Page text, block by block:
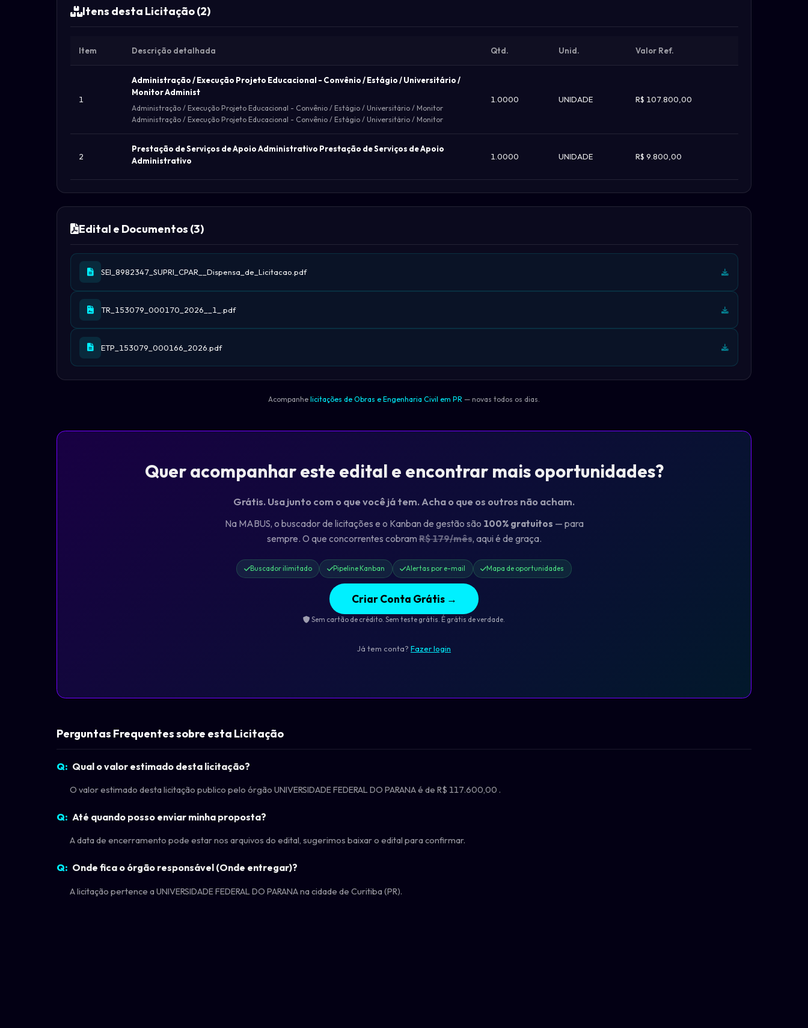
Itens desta Licitação (2)
Item Descrição detalhada Qtd. Unid. Valor Ref.
1
Administração / Execução Projeto Educacional - Convênio / Estágio / Universitário /
Monitor Administ
Administração / Execução Projeto Educacional - Convênio / Estágio / Universitário / Monitor
Administração / Execução Projeto Educacional - Convênio / Estágio / Universitário / Monitor
1.0000 UNIDADE R$ 107.800,00
2
Prestação de Serviços de Apoio Administrativo Prestação de Serviços de Apoio
Administrativo
1.0000 UNIDADE R$ 9.800,00
Edital e Documentos (3)
SEI_8982347_SUPRI_CPAR__Dispensa_de_Licitacao.pdf
TR_153079_000170_2026__1_.pdf
ETP_153079_000166_2026.pdf
Acompanhe licitações de Obras e Engenharia Civil em PR — novas todos os dias.
Quer acompanhar este edital e encontrar mais oportunidades?
Grátis. Usa junto com o que você já tem. Acha o que os outros não acham.
Na MABUS, o buscador de licitações e o Kanban de gestão são 100% gratuitos — para
sempre. O que concorrentes cobramR$ 179/mês, aqui é de graça.
Buscador ilimitado Pipeline Kanban Alertas por e-mail Mapa de oportunidades
Criar Conta Grátis →
Sem cartão de crédito. Sem teste grátis. É grátis de verdade.
Já tem conta? Fazer login
Perguntas Frequentes sobre esta Licitação
Qual o valor estimado desta licitação?
O valor estimado desta licitação publico pelo órgão UNIVERSIDADE FEDERAL DO PARANA é de R$ 117.600,00 .
Até quando posso enviar minha proposta?
A data de encerramento pode estar nos arquivos do edital, sugerimos baixar o edital para confirmar.
Onde fica o órgão responsável (Onde entregar)?
A licitação pertence a UNIVERSIDADE FEDERAL DO PARANA na cidade de Curitiba (PR).